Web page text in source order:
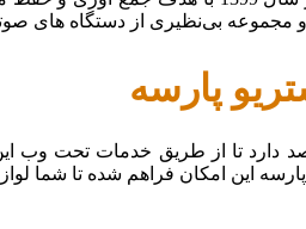
بی‌نظیری از دستگاه های صوتی
پارسه
دارد تا از طریق خدمات تحت وب
این امکان فراهم شده تا شما